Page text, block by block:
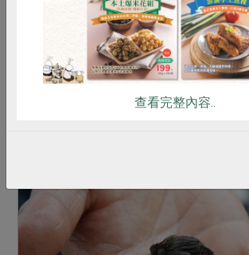
彰化是非常缺水的地方，因為地面水
論民生、工業、農業都大量倚賴地下
台灣地層下陷第二嚴重的地方。在這
查看完整內容..